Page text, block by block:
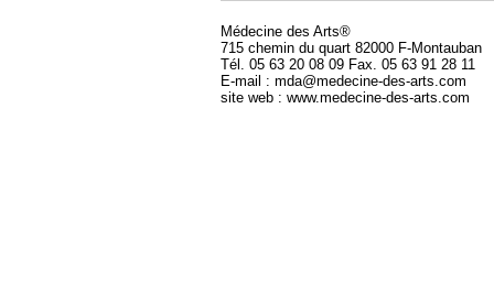
Médecine des Arts®
715 chemin du quart 82000 F-Montauban
Tél. 05 63 20 08 09 Fax. 05 63 91 28 11
E-mail : mda@medecine-des-arts.com
site web : www.medecine-des-arts.com